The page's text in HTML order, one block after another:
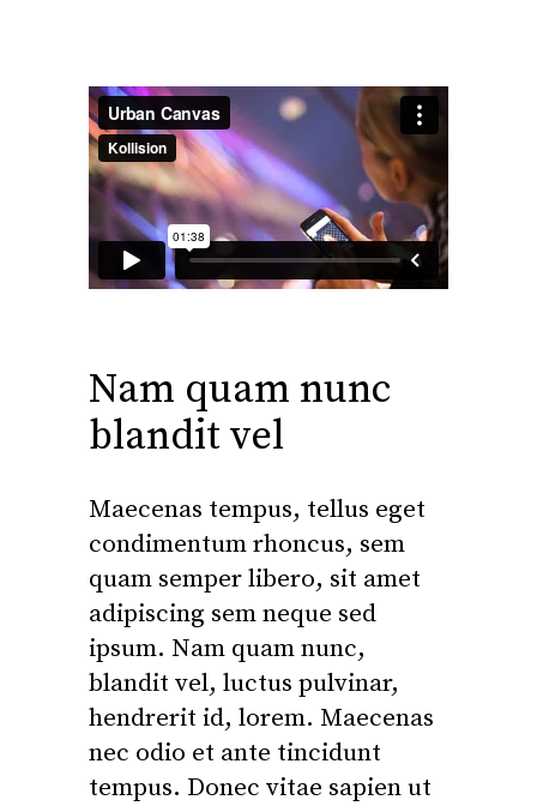
Nam quam nunc
blandit vel
Maecenas tempus, tellus eget
condimentum rhoncus, sem
quam semper libero, sit amet
adipiscing sem neque sed
ipsum. Nam quam nunc,
blandit vel, luctus pulvinar,
hendrerit id, lorem. Maecenas
nec odio et ante tincidunt
tempus. Donec vitae sapien ut